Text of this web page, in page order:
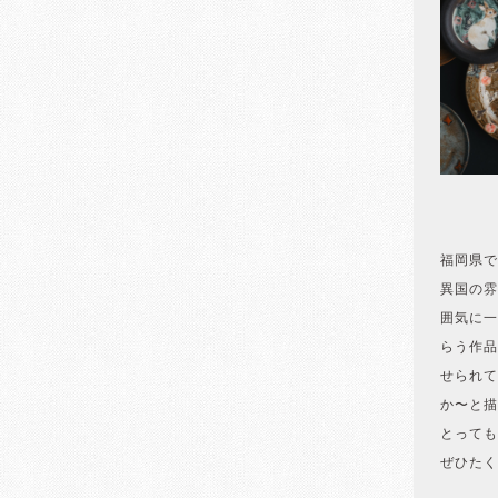
福岡県
異国の
囲気に
らう作
せられ
か〜と
とって
ぜひた